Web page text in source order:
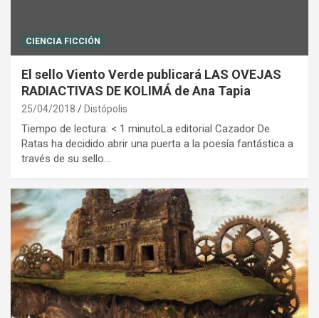
CIENCIA FICCIÓN
El sello Viento Verde publicará LAS OVEJAS
RADIACTIVAS DE KOLIMÁ de Ana Tapia
25/04/2018 Distópolis
Tiempo de lectura: < 1 minutoLa editorial Cazador De
Ratas ha decidido abrir una puerta a la poesía fantástica a
través de su sello…